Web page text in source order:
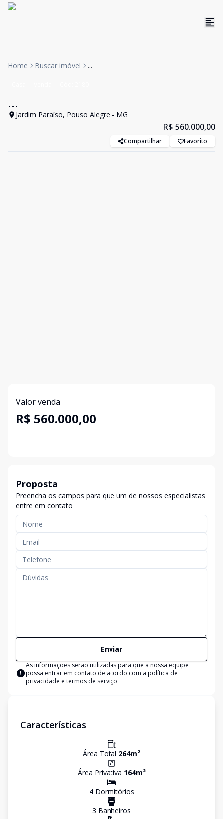
Home Buscar imóvel ...
...
Jardim Paraíso, Pouso Alegre - MG
R$ 560.000,00
Compartilhar Favorito
Valor venda
R$ 560.000,00
Proposta
Preencha os campos para que um de nossos especialistas
entre em contato
Enviar
As informações serão utilizadas para que a nossa equipe
possa entrar em contato de acordo com a política de
privacidade e termos de serviço
Características
Área Total 264m²
Área Privativa 164m²
4Dormitórios
3 Banheiros